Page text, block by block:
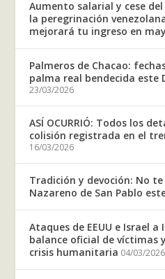
Aumento salarial y cese
la peregrinación
mejorará tu ingreso en
Palmeros de Chacao:
palma real bendecida este
23/03/2026
ASÍ OCURRIÓ: Todos los
colisión registrada en el
16/03/2026
Tradición y devoción: No
Nazareno de San Pablo
Ataques de EEUU e Israel
balance oficial de víctimas
crisis humanitaria 04/03/2026